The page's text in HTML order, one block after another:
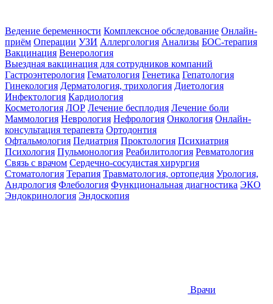
Ведение беременности Комплексное обследование Онлайн-
приём Операции УЗИ Аллергология Анализы БОС-терапия
Вакцинация Венерология
Выездная вакцинация для сотрудников компаний
Гастроэнтерология Гематология Генетика Гепатология
Гинекология Дерматология, трихология Диетология
Инфектология Кардиология
Косметология ЛОР Лечение бесплодия Лечение боли
Маммология Неврология Нефрология Онкология Онлайн-
консультация терапевта Ортодонтия
Офтальмология Педиатрия Проктология Психиатрия
Психология Пульмонология Реабилитология Ревматология
Связь с врачом Сердечно-сосудистая хирургия
Стоматология Терапия Травматология, ортопедия Урология,
Андрология Флебология Функциональная диагностика ЭКО
Эндокринология Эндоскопия
Врачи